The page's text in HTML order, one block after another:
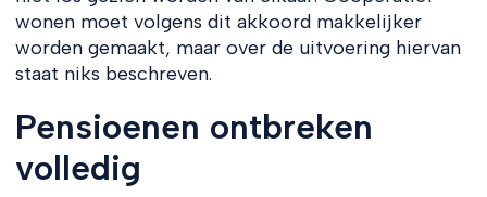
wonen moet volgens dit akkoord makkelijker
worden gemaakt, maar over de uitvoering hiervan
staat niks beschreven.
Pensioenen ontbreken
volledig